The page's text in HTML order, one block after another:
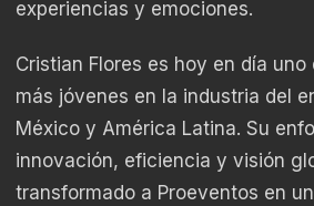
experiencias y emociones.
Cristian Flores es hoy en día
más jóvenes en la industria del
México y América Latina. Su
innovación, eficiencia y visión
transformado a Proeventos en